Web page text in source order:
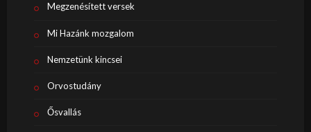
Megzenésített versek
Mi Hazánk mozgalom
Nemzetünk kincsei
Orvostudány
Ősvallás